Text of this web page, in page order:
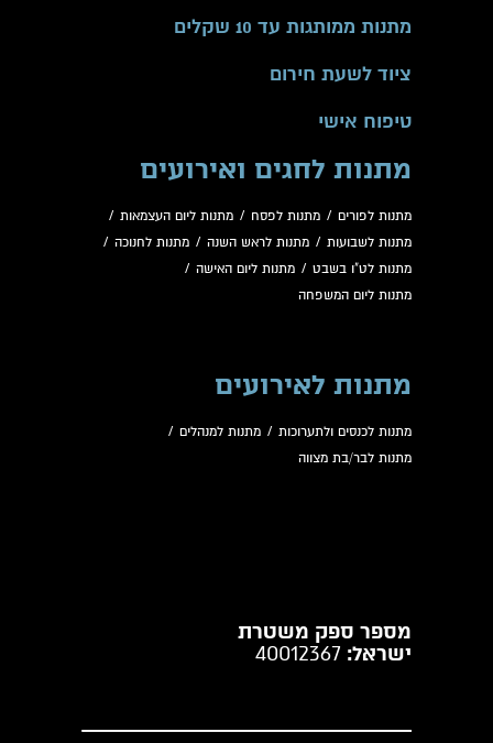
מתנות ממותגות עד 10 שקלים
ציוד לשעת חירום
טיפוח אישי
מתנות לחגים ואירועים
מתנות לפורים / מתנות לפסח / מתנות ליום העצמאות /
מתנות לשבועות / מתנות לראש השנה / מתנות לחנוכה /
מתנות לט"ו בשבט / מתנות ליום האישה /
מתנות ליום המשפחה
מתנות לאירועים
מתנות לכנסים ולתערוכות / מתנות למנהלים /
מתנות לבר/בת מצווה
מספר ספק משטרת
ישראל: